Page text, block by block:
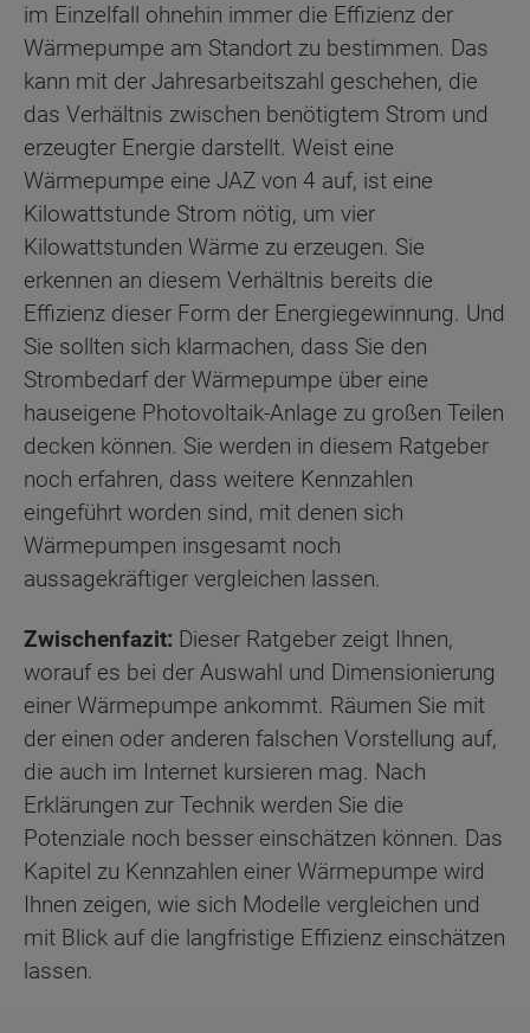
im Einzelfall ohnehin immer die Effizienz der
Wärmepumpe am Standort zu bestimmen. Das
kann mit der Jahresarbeitszahl geschehen, die
das Verhältnis zwischen benötigtem Strom und
erzeugter Energie darstellt. Weist eine
Wärmepumpe eine JAZ von 4 auf, ist eine
Kilowattstunde Strom nötig, um vier
Kilowattstunden Wärme zu erzeugen. Sie
erkennen an diesem Verhältnis bereits die
Effizienz dieser Form der Energiegewinnung. Und
Sie sollten sich klarmachen, dass Sie den
Strombedarf der Wärmepumpe über eine
hauseigene Photovoltaik-Anlage zu großen Teilen
decken können. Sie werden in diesem Ratgeber
noch erfahren, dass weitere Kennzahlen
eingeführt worden sind, mit denen sich
Wärmepumpen insgesamt noch
aussagekräftiger vergleichen lassen.
Zwischenfazit: Dieser Ratgeber zeigt Ihnen,
worauf es bei der Auswahl und Dimensionierung
einer Wärmepumpe ankommt. Räumen Sie mit
der einen oder anderen falschen Vorstellung auf,
die auch im Internet kursieren mag. Nach
Erklärungen zur Technik werden Sie die
Potenziale noch besser einschätzen können. Das
Kapitel zu Kennzahlen einer Wärmepumpe wird
Ihnen zeigen, wie sich Modelle vergleichen und
mit Blick auf die langfristige Effizienz einschätzen
lassen.